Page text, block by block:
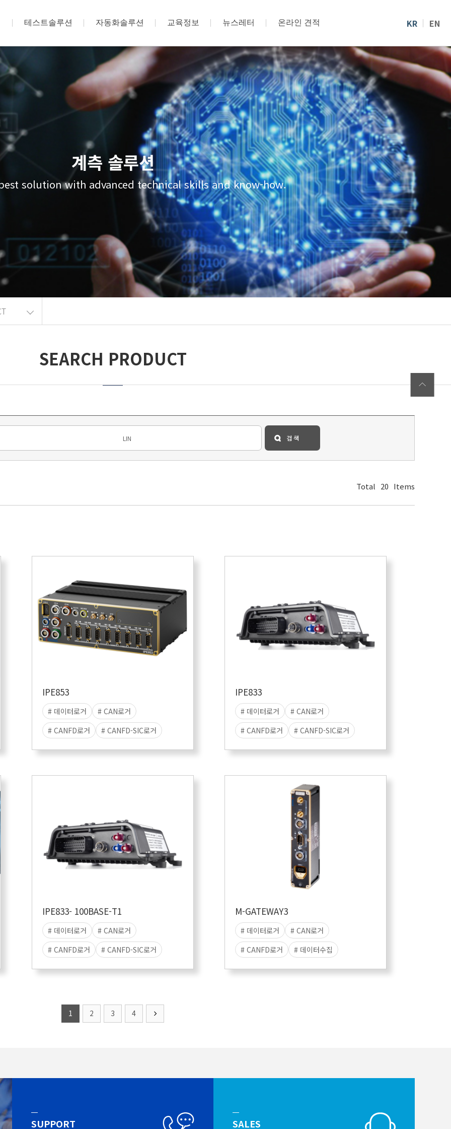
테스트솔루션 자동화솔루션 교육정보 뉴스레터 온라인 견적 KR EN
계측 솔루션
solution with advanced technical skills and know-how.
SEARCH PRODUCT
Total 20 Items
IPE853
# 데이터로거
# CAN로거
# CANFD로거
# CANFD-SIC로거
# LIN로거
# 데이터수집
# 스탠드얼론
IPE833
# 데이터로거
# CAN로거
# CANFD로거
# CANFD-SIC로거
# 데이터수집
# 스탠드얼론
IPE833- 100BASE-T1
# 데이터로거
# CAN로거
# CANFD로거
# CANFD-SIC로거
# 데이터수집
# 스탠드얼론
M-GATEWAY3
# 데이터로거
# CAN로거
# CANFD로거
# 데이터수집
# 스탠드얼론
# 데이터저장
1 2 3 4
SUPPORT SALES